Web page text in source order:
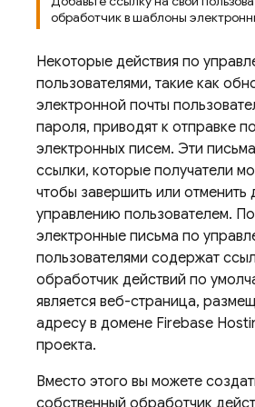
обработчик в шаблоны
Некоторые действия по
пользователями, такие как
электронной почты
пароля, приводят к отправке
электронных писем. Эти
ссылки, которые получатели
чтобы завершить или отменить
управлению пользователем.
электронные письма по
пользователями содержат
обработчик действий по
является веб-страница,
адресу в домене Firebase
проекта.
Вместо этого вы можете
собственный обработчик